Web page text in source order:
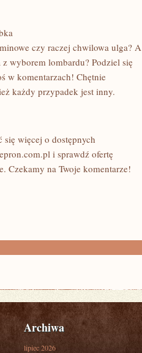
czy raczej chwilowa ulga? A
z wyborem lombardu? Podziel się
w komentarzach! Chętnie
każdy przypadek jest inny.
się więcej o dostępnych
i sprawdź ofertę
Czekamy na Twoje komentarze!
Archiwa
lipiec 2026